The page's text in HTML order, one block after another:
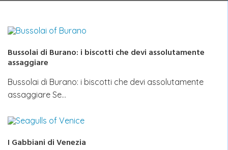
Bussolai di Burano: i biscotti che devi assolutamente
assaggiare
Bussolai di Burano: i biscotti che devi assolutamente
assaggiare Se…
I Gabbiani di Venezia